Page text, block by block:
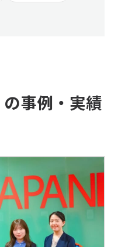
の事例・実績